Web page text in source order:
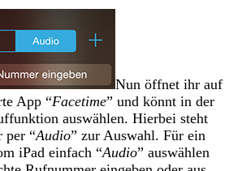
Nun öffnet ihr auf
App “Facetime” und könnt in der
auswählen. Hierbei steht
per “Audio” zur Auswahl. Für ein
iPad einfach “Audio” auswählen